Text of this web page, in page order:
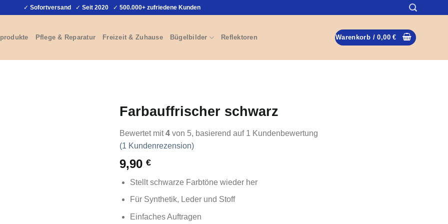
✓ Sofortversand ✓ Seit 2020 ✓ 500.000+ zufriedene Kunden
Pflege & Reparatur Freizeit & Zuhause Bügelbilder Reflektoren Warenkorb /0,00€
Farbauffrischer schwarz
Bewertet mit4 von 5, basierend auf 1 Kundenbewertung
(1 Kundenrezension)
9,90 €
Stellt schwarze Farbtöne wieder her
Für Synthetik, Leder und Stoff
Einfaches Auftragen